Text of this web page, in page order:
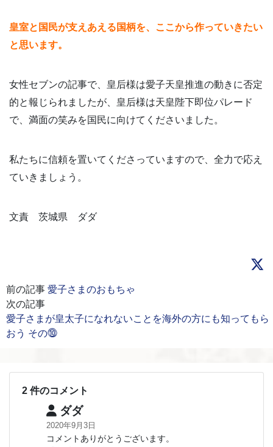
皇室と国民が支えあえる国柄を、ここから作っていきたい
と思います。
女性セブンの記事で、皇后様は愛子天皇推進の動きに否定
的と報じられましたが、皇后様は天皇陛下即位パレード
で、満面の笑みを国民に向けてくださいました。
私たちに信頼を置いてくださっていますので、全力で応え
ていきましょう。
文責 茨城県 ダダ
前の記事 愛子さまのおもちゃ
次の記事
愛子さまが皇太子になれないことを海外の方にも知ってもら
おう その⓾
2 件のコメント
ダダ
2020年9月3日
コメントありがとうございます。